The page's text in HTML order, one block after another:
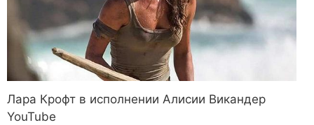
Лара Крофт в исполнении Алисии Викандер
YouTube